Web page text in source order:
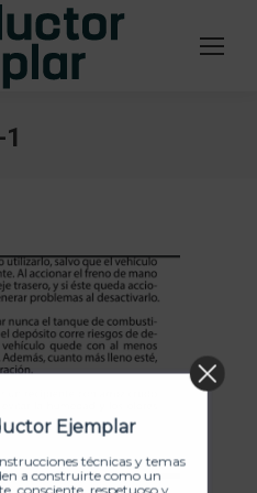
Ejemplar
técnicas y temas
a construirte como un
consciente, respetuoso y